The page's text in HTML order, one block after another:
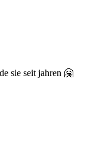
sie seit jahren 🤗